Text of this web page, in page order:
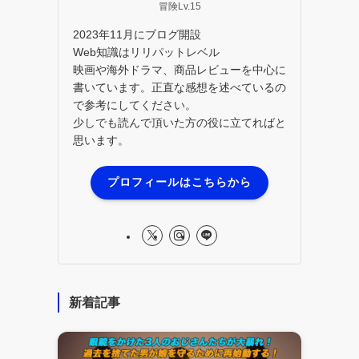
冒険Lv.15
2023年11月にブログ開設
Web知識はリリパットレベル
映画や海外ドラマ、商品レビューを中心に
書いています。正直な感想を述べているの
で参考にしてください。
少しでも読んで頂いた方の役に立てればと
思います。
プロフィールはこちらから
新着記事